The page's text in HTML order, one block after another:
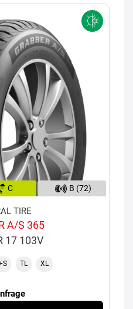
C B (72)
TIRE
A/S 365
17 103V
TL XL